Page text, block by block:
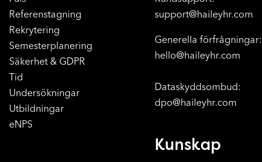
Referenstagning
Rekrytering
Semesterplanering
Säkerhet & GDPR
Tid
Undersökningar
Utbildningar
eNPS
support@haileyhr.com
Generella förfrågningar:
hello@haileyhr.com
Dataskyddsombud:
dpo@haileyhr.com
Kunskap